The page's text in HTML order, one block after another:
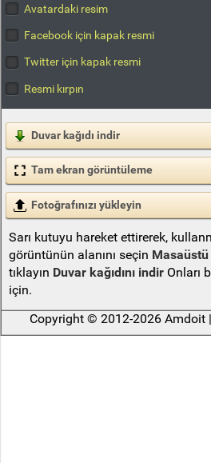
Avatardaki resim
Facebook için kapak resmi
Twitter için kapak resmi
Resmi kırpın
Duvar kağıdı indir
Tam ekran görüntüleme
Fotoğrafınızı yükleyin
Sarı kutuyu hareket ettirerek,
görüntünün alanını seçin Masaüstü
tıklayın Duvar kağıdını indirOnları
için.
Copyright © 2012-2026 Amdoit